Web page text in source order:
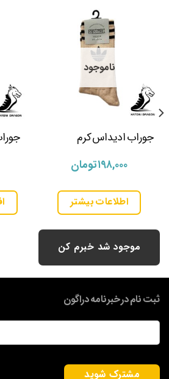
ناموجود
جوراب ادیداس کرم
۱۹۸,۰۰۰تومان
اطلاعات بیشتر
موجود شد خبرم کن
ثبت نام در خبرنامه دراگون
ایمیل*